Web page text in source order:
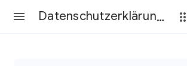
Datenschutzerklärung & Nutzungsbedingungen